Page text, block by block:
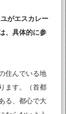
がエスカレー
、具体的に参
住んでいる地
ます。（首都
る、都心で大